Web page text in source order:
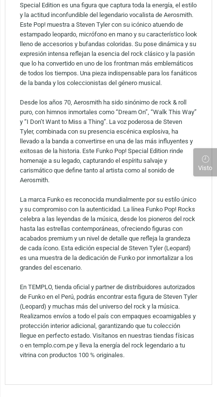
Special Edition es una figura que captura toda la energía, el estilo
y la actitud inconfundible del legendario vocalista de Aerosmith.
Este Pop! muestra a Steven Tyler con su icónico atuendo de
estampado leopardo, micrófono en mano y su característico look
lleno de accesorios y bufandas coloridas. Su pose dinámica y su
expresión intensa reflejan la esencia del rock clásico y la pasión
que lo ha convertido en uno de los frontman más emblemáticos
de todos los tiempos. Una pieza indispensable para los fanáticos
de la banda y los coleccionistas del género musical.
Desde los años 70, Aerosmith ha sido sinónimo de rock & roll
puro, con himnos inmortales como “Dream On”, “Walk This Way”
y “I Don’t Want to Miss a Thing”. La voz poderosa de Steven
Tyler, combinada con su presencia escénica explosiva, ha
llevado a la banda a convertirse en una de las más influyentes y
exitosas de la historia. Este Funko Pop! Special Edition rinde
homenaje a su legado, capturando el espíritu salvaje y
carismático que define tanto al artista como al sonido de
Aerosmith.
La marca Funko es reconocida mundialmente por su estilo único
y su compromiso con la autenticidad. La línea Funko Pop! Rocks
celebra a las leyendas de la música, desde los pioneros del rock
hasta las estrellas contemporáneas, ofreciendo figuras con
acabados premium y un nivel de detalle que refleja la grandeza
de cada ícono. Esta edición especial de Steven Tyler (Leopard)
es una muestra de la dedicación de Funko por inmortalizar a los
grandes del escenario.
En TEMPLO, tienda oficial y partner de distribuidores autorizados
de Funko en el Perú, podrás encontrar esta figura de Steven Tyler
(Leopard) y muchas más del universo del rock y la música.
Realizamos envíos a todo el país con empaques ecoamigables y
protección interior adicional, garantizando que tu colección
llegue en perfecto estado. Visítanos en nuestras tiendas físicas
o en templo.com.pe y lleva la energía del rock legendario a tu
vitrina con productos 100 % originales.
Visto